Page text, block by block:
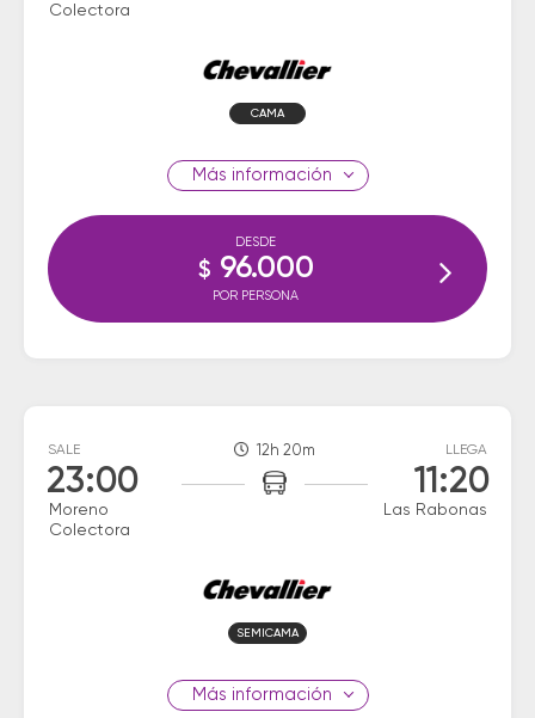
Colectora
CAMA
información
DESDE
$ 96.000
POR PERSONA
SALE
23:00
Moreno
Colectora
12h 20m LLEGA
11:20
Las Rabonas
SEMICAMA
información